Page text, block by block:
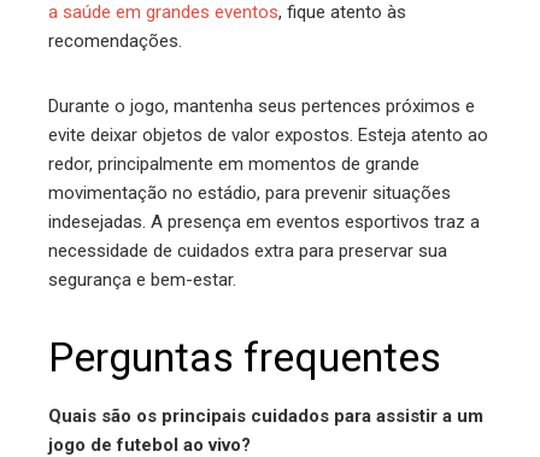
a saúde em grandes eventos, fique atento às
recomendações.
Durante o jogo, mantenha seus pertences próximos e
evite deixar objetos de valor expostos. Esteja atento ao
redor, principalmente em momentos de grande
movimentação no estádio, para prevenir situações
indesejadas. A presença em eventos esportivos traz a
necessidade de cuidados extra para preservar sua
segurança e bem-estar.
Perguntas frequentes
Quais são os principais cuidados para assistir a um
jogo de futebol ao vivo?